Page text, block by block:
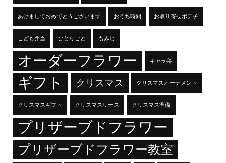
あけましておめでとうございます おうち時間 お取り寄せポテチ
こども弁当 ひとりごと もみじ
オーダーフラワー キャラ弁
ギフト クリスマス クリスマスオーナメント
クリスマスギフト クリスマスリース クリスマス準備
プリザーブドフラワー
プリザーブドフラワー教室